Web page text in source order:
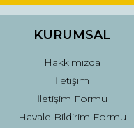
sitelerden daha pahalı.
KURUMSAL
Hakkımızda
İletişim
İletişim Formu
Havale Bildirim Formu